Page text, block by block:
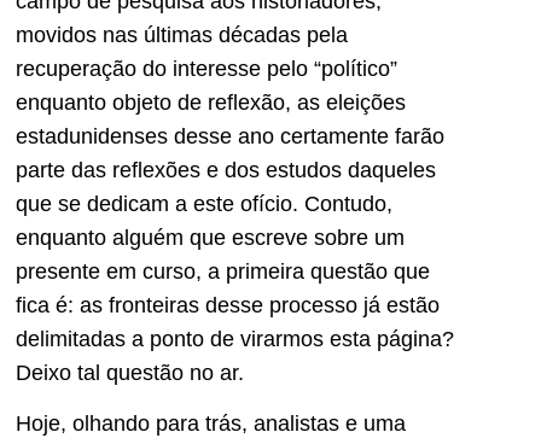
movidos nas últimas décadas pela
recuperação do interesse pelo “político”
enquanto objeto de reflexão, as eleições
estadunidenses desse ano certamente farão
parte das reflexões e dos estudos daqueles
que se dedicam a este ofício. Contudo,
enquanto alguém que escreve sobre um
presente em curso, a primeira questão que
fica é: as fronteiras desse processo já estão
delimitadas a ponto de virarmos esta página?
Deixo tal questão no ar.
Hoje, olhando para trás, analistas e uma